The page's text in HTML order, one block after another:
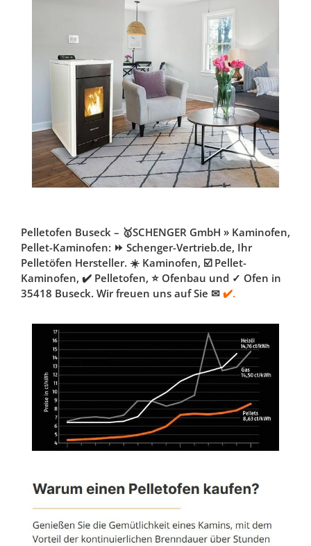
Pelletofen Buseck – 🥇SCHENGER GmbH » Kaminofen,
Pellet-Kaminofen: ⏩ Schenger-Vertrieb.de, Ihr
Pelletöfen Hersteller. ☀️ Kaminofen, ☑️ Pellet-
Kaminofen, ✔️ Pelletofen, ⭐ Ofenbau und ✓ Ofen in
35418 Buseck. Wir freuen uns auf Sie ✉ ✔️.